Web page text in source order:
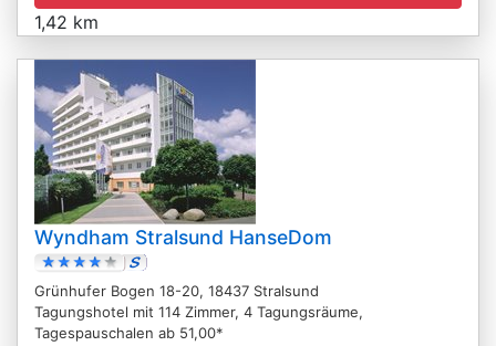
1,42 km
Wyndham Stralsund HanseDom
Grünhufer Bogen 18-20, 18437 Stralsund
Tagungshotel mit 114 Zimmer, 4 Tagungsräume,
Tagespauschalen ab 51,00*